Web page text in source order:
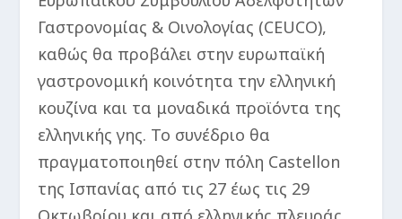
Γαστρονομίας & Οινολογίας (CEUCO),
καθώς θα προβάλει στην ευρωπαϊκή
γαστρονομική κοινότητα την ελληνική
κουζίνα και τα μοναδικά προϊόντα της
ελληνικής γης. Το συνέδριο θα
πραγματοποιηθεί στην πόλη Castellon
της Ισπανίας από τις 27 έως τις 29